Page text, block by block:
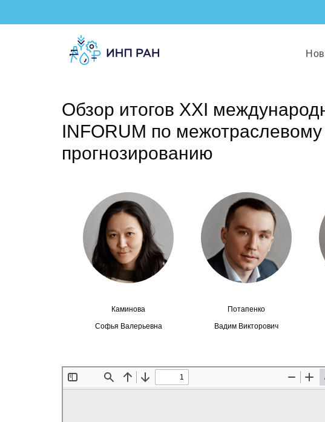
Обзор итогов XXI
INFORUM по
прогнозированию
Каминова
Софья Валерьевна
Потапенко
Вадим Викторович